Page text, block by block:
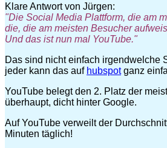
Klare Antwort von Jürgen:
"Die Social Media Plattform, die am
die, die am meisten Besucher
Und das ist nun mal YouTube."
Das sind nicht einfach irgendwelche
jeder kann das auf hubspotganz
YouTube belegt den 2. Platz der
überhaupt, dicht hinter Google.
Auf YouTube verweilt der
Minuten täglich!